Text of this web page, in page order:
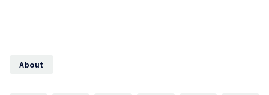
About